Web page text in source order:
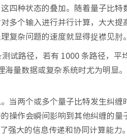
四种状态的叠加。随着量子比
多个输入进行并行计算，大大
复杂问题的速度就显得捉襟见肘。
试路径，若有 1000 条路径，
量数据或复杂系统时尤为明显。
当两个或多个量子比特发生纠缠
操作会瞬间影响到其他纠缠的
强大的信息传递和协同计算能